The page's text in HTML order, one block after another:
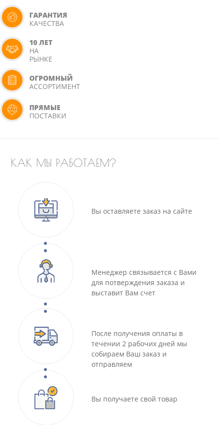
ГАРАНТИЯ
КАЧЕСТВА
10 ЛЕТ
НА
РЫНКЕ
ОГРОМНЫЙ
АССОРТИМЕНТ
ПРЯМЫЕ
ПОСТАВКИ
КАК МЫ РАБОТАЕМ?
Вы оставляете заказ на сайте
Менеджер связывается с Вами
для потверждения заказа и
выставит Вам счет
После получения оплаты в
течении 2 рабочих дней мы
собираем Ваш заказ и
отправляем
Вы получаете свой товар